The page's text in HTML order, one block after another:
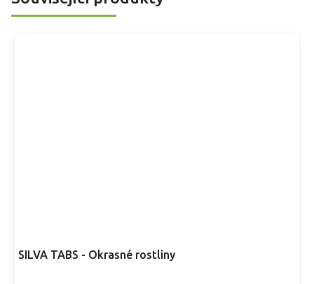
SILVA TABS - Okrasné rostliny